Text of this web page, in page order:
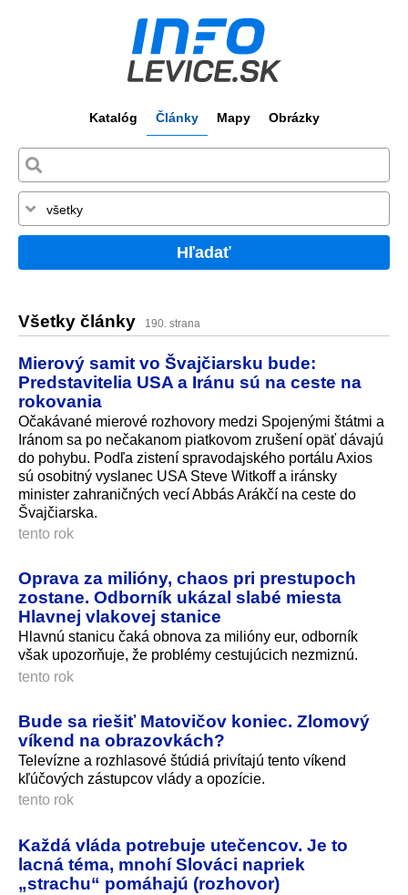
Katalóg Články Mapy Obrázky
Hľadať
Všetky články 190. strana
Mierový samit vo Švajčiarsku bude:
Predstavitelia USA a Iránu sú na ceste na
rokovania
Očakávané mierové rozhovory medzi Spojenými štátmi a
Iránom sa po nečakanom piatkovom zrušení opäť dávajú
do pohybu. Podľa zistení spravodajského portálu Axios
sú osobitný vyslanec USA Steve Witkoff a iránsky
minister zahraničných vecí Abbás Arákčí na ceste do
Švajčiarska.
tento rok
Oprava za milióny, chaos pri prestupoch
zostane. Odborník ukázal slabé miesta
Hlavnej vlakovej stanice
Hlavnú stanicu čaká obnova za milióny eur, odborník
však upozorňuje, že problémy cestujúcich nezmiznú.
tento rok
Bude sa riešiť Matovičov koniec. Zlomový
víkend na obrazovkách?
Televízne a rozhlasové štúdiá privítajú tento víkend
kľúčových zástupcov vlády a opozície.
tento rok
Každá vláda potrebuje utečencov. Je to
lacná téma, mnohí Slováci napriek
„strachu“ pomáhajú (rozhovor)